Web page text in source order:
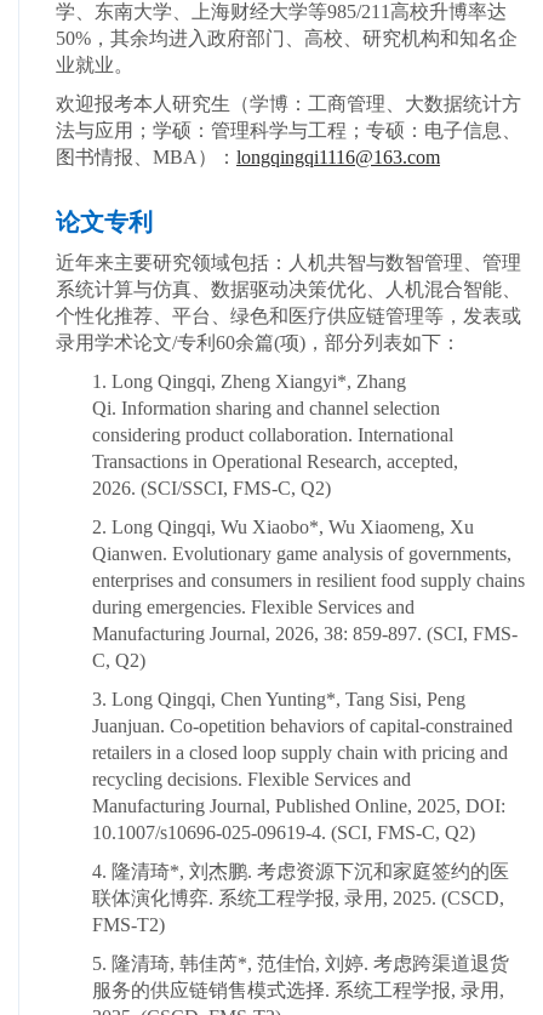
学、东南大学、上海财经大学等985/211高校升博率达
50%，其余均进入政府部门、高校、研究机构和知名企
业就业。
欢迎报考本人研究生（学博：工商管理、大数据统计方
法与应用；学硕：管理科学与工程；专硕：电子信息、
图书情报、MBA）： longqingqi1116@163.com
论文专利
近年来主要研究领域包括：人机共智与数智管理、管理
系统计算与仿真、数据驱动决策优化、人机混合智能、
个性化推荐、平台、绿色和医疗供应链管理等，发表或
录用学术论文/专利60余篇(项)，部分列表如下：
1 . Long Qingqi, Zheng Xiangyi*, Zhang
Qi. Information sharing and channel selection
considering product collaboration. International
Transactions in Operational Research, accepted,
2026. (SCI/SSCI, FMS-C, Q2)
2. Long Qingqi, Wu Xiaobo*, Wu Xiaomeng, Xu
Qianwen. Evolutionary game analysis of governments,
enterprises and consumers in resilient food supply chains
during emergencies. Flexible Services and
Manufacturing Journal, 2026, 38: 859-897. (SCI, FMS-
C, Q2)
3. Long Qingqi, Chen Yunting*, Tang Sisi, Peng
Juanjuan. Co-opetition behaviors of capital-constrained
retailers in a closed loop supply chain with pricing and
recycling decisions. Flexible Services and
Manufacturing Journal, Published Online, 2025, DOI:
10.1007/s10696-025-09619-4. (SCI, FMS-C, Q2)
4. 隆清琦*, 刘杰鹏. 考虑资源下沉和家庭签约的医
联体演化博弈. 系统工程学报, 录用, 2025. (CSCD,
FMS-T2)
5. 隆清琦, 韩佳芮*, 范佳怡, 刘婷. 考虑跨渠道退货
服务的供应链销售模式选择. 系统工程学报, 录用,